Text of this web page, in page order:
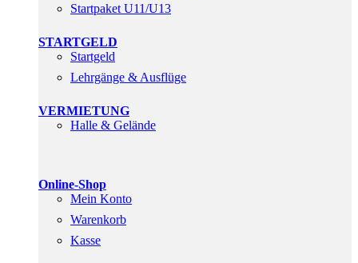
Startpaket U11/U13
STARTGELD
Startgeld
Lehrgänge & Ausflüge
VERMIETUNG
Halle & Gelände
Online-Shop
Mein Konto
Warenkorb
Kasse